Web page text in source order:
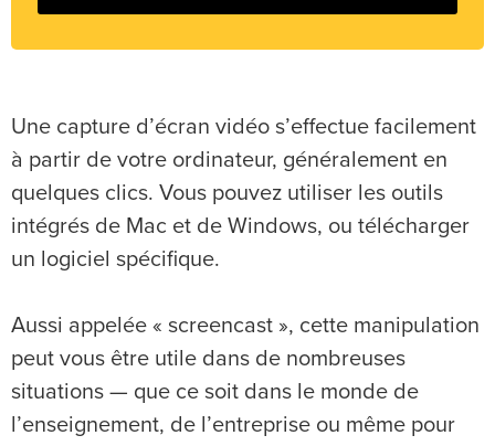
Une capture d’écran vidéo s’effectue facilement
à partir de votre ordinateur, généralement en
quelques clics. Vous pouvez utiliser les outils
intégrés de Mac et de Windows, ou télécharger
un logiciel spécifique.
Aussi appelée « screencast », cette manipulation
peut vous être utile dans de nombreuses
situations — que ce soit dans le monde de
l’enseignement, de l’entreprise ou même pour